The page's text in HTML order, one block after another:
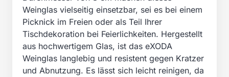
Weinglas vielseitig einsetzbar, sei es bei einem
Picknick im Freien oder als Teil Ihrer
Tischdekoration bei Feierlichkeiten. Hergestellt
aus hochwertigem Glas, ist das eXODA
Weinglas langlebig und resistent gegen Kratzer
und Abnutzung. Es lässt sich leicht reinigen, da